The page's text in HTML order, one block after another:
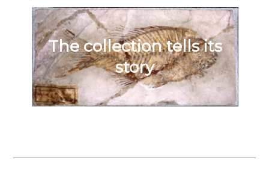
The collection tells its
story